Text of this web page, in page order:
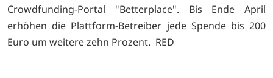
Crowdfunding-Portal "Betterplace". Bis Ende April
erhöhen die Plattform-Betreiber jede Spende bis 200
Euro um weitere zehn Prozent. RED